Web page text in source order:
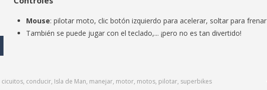
Mouse: pilotar moto, clic botón izquierdo para acelerar, soltar para frenar
También se puede jugar con el teclado,... ¡pero no es tan divertido!
cicuitos, conducir, Isla de Man, manejar, motor, motos, pilotar, superbikes